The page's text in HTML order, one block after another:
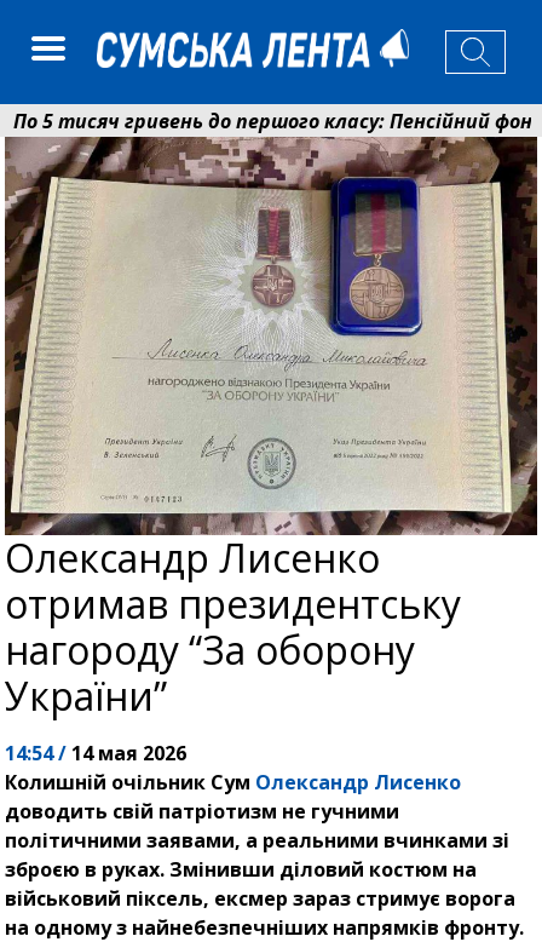
тисяч гривень до першого класу: Пенсійний фонд
у Сумах погодили 115 компенсацій на
Олександр Лисенко
отримав президентську
нагороду “За оборону
України”
14:54 / 14 мая 2026
Колишній очільник Сум Олександр Лисенко
доводить свій патріотизм не гучними
політичними заявами, а реальними вчинками зі
зброєю в руках. Змінивши діловий костюм на
військовий піксель, ексмер зараз стримує ворога
на одному з найнебезпечніших напрямків фронту.